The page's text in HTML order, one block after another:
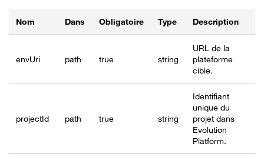
Nom Dans Obligatoire Type Description
envUri path true string
URL de la
plateforme
cible.
projectId path true string
Identifiant
unique du
projet dans
Evolution
Platform.